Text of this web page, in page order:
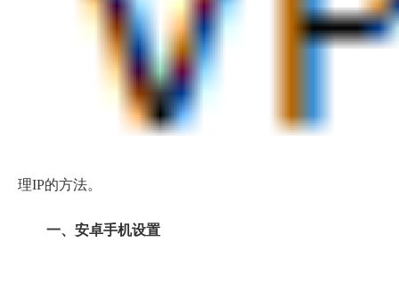
理IP的方法。
一、安卓手机设置